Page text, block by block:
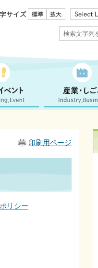
文字サイズ
印刷用ページ
リシー